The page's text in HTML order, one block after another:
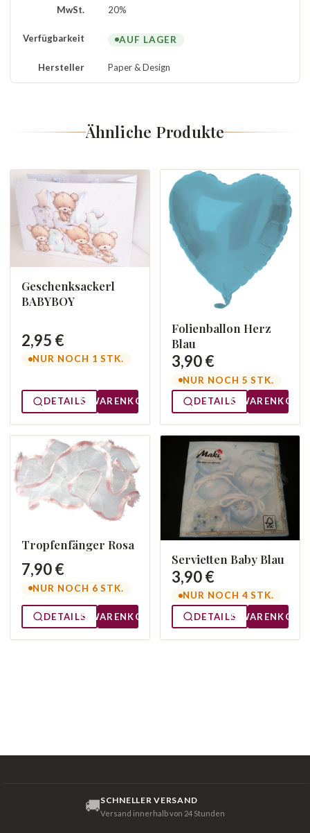
MwSt. 20%
Verfügbarkeit AUF LAGER
Hersteller Paper & Design
Ähnliche Produkte
Geschenksackerl
BABYBOY
2,95 €
NUR NOCH 1 STK.
DETAILS WARENKORB
Folienballon Herz
Blau
3,90 €
NUR NOCH 5 STK.
DETAILS
WARENKORB
Tropfenfänger Rosa
7,90 €
NUR NOCH 6 STK.
DETAILS WARENKORB
Servietten Baby Blau
3,90 €
NUR NOCH 4 STK.
DETAILS
WARENKORB
🚚SCHNELLER VERSAND
Versand innerhalb von 24 Stunden